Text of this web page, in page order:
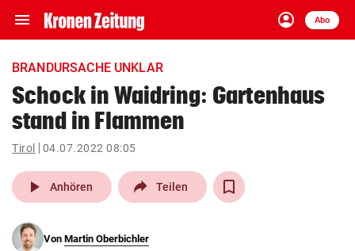
menu Navigation
ein-/ausklappen
account_circle
Anmelden
Abo
close Schließen
account_circle Anmelden
pin_drop
Wien arrow_right
BRANDURSACHE UNKLAR
Schock in Waidring: Gartenhaus
stand in Flammen
Tirol 04.07.2022 08:05
play_arrow Anhören Teilen
Von Martin Oberbichler